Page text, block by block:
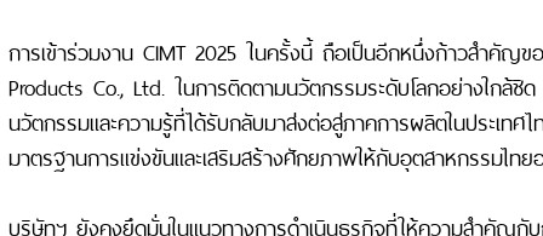
การเข้าร่วมงาน CIMT 2025 ในครั้งนี้ ถือเป็นอีกหนึ่งก้าวสำคัญข
Products Co., Ltd. ในการติดตามนวัตกรรมระดับโลกอย่างใกล้
นวัตกรรมและความรู้ที่ได้รับกลับมาส่งต่อสู่ภาคการผลิตในประเทศ
มาตรฐานการแข่งขันและเสริมสร้างศักยภาพให้กับอุตสาหกรรมไท
บริษัทฯ ยังคงยึดมั่นในแนวทางการดำเนินธุรกิจที่ให้ความสำคัญกั